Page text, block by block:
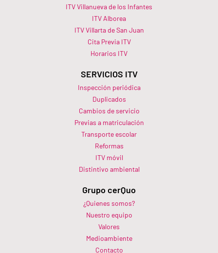
ITV Villanueva de los Infantes
ITV Alborea
ITV Villarta de San Juan
Cita Previa ITV
Horarios ITV​
SERVICIOS ITV
Inspección periódica
Duplicados
Cambios de servicio
Previas a matriculación
Transporte escolar
Reformas
ITV móvil
Distintivo ambiental
Grupo cerQuo
¿Quienes somos?
Nuestro equipo
Valores
Medioambiente
Contacto